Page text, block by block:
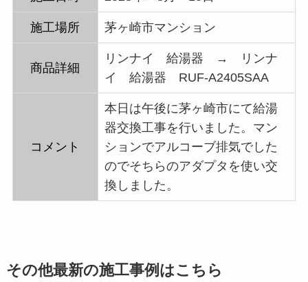
施工場所 茅ヶ崎市マンション
商品詳細
リンナイ 給湯器 → リンナ
イ 給湯器 RUF-A2405SAA
コメント
本日は午後に茅ヶ崎市にて給湯
器交換工事を行いました。マン
ションでアルコーブ排気でした
のでそちらのアダプタを使い交
換しました。
その他最新の施工事例はこちら